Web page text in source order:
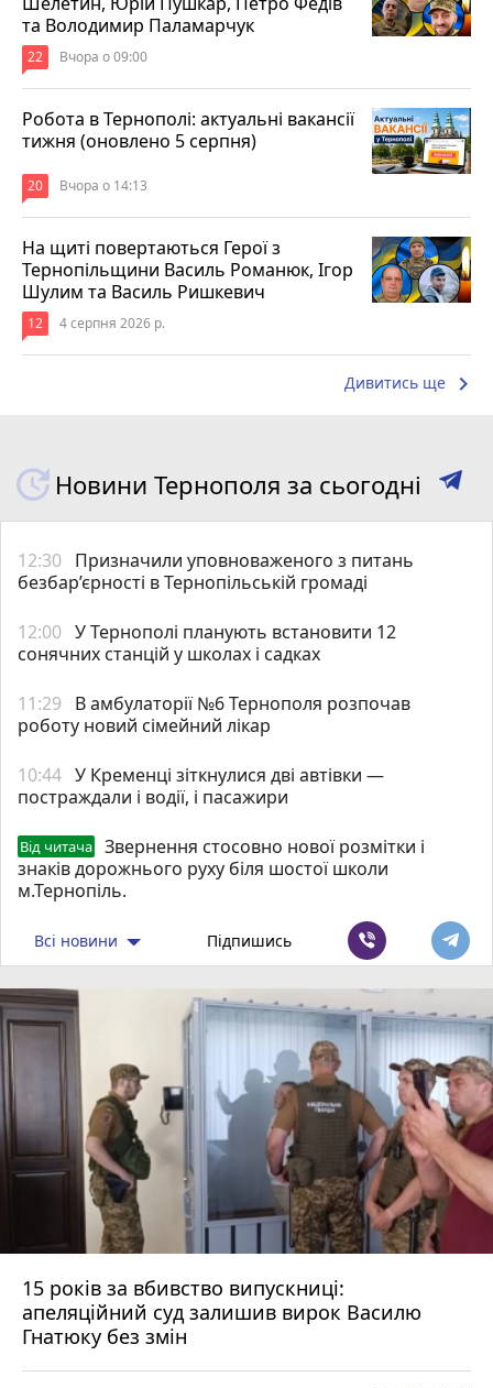
та Володимир Паламарчук
22 Вчора о 09:00
Робота в Тернополі: актуальні вакансії
тижня (оновлено 5 серпня)
20 Вчора о 14:13
На щиті повертаються Герої з
Тернопільщини Василь Романюк, Ігор
Шулим та Василь Ришкевич
12 4 серпня 2026 р.
Дивитись ще keyboard_arrow_right
Новини Тернополя за сьогодні
12:30 Призначили уповноваженого з питань
безбар’єрності в Тернопільській громаді
12:00 У Тернополі планують встановити 12
сонячних станцій у школах і садках
11:29
В амбулаторії №6 Тернополя розпочав
роботу новий сімейний лікар
10:44 У Кременці зіткнулися дві автівки —
постраждали і водії, і пасажири
Від читача
Звернення стосовно нової розмітки і
знаків дорожнього руху біля шостої школи
м.Тернопіль.
Всі новини Підпишись
15 років за вбивство випускниці:
апеляційний суд залишив вирок Василю
Гнатюку без змін